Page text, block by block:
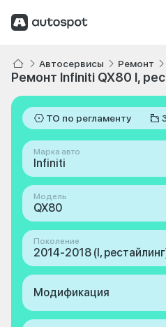
Автосервисы Ремонт
Ремонт Infiniti QX80 I,
ТО по регламенту
Марка авто
Infiniti
Модель
QX80
Поколение
2014-2018 (I,
Модификация